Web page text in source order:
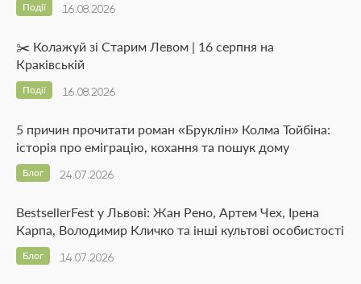
16.08.2026
Події
✂️ Колажуй зі Старим Левом | 16 серпня на
Краківській
16.08.2026
Події
5 причин прочитати роман «Бруклін» Колма Тойбіна:
історія про еміграцію, кохання та пошук дому
24.07.2026
Блог
BestsellerFest у Львові: Жан Рено, Артем Чех, Ірена
Карпа, Володимир Кличко та інші культові особистості
14.07.2026
Блог